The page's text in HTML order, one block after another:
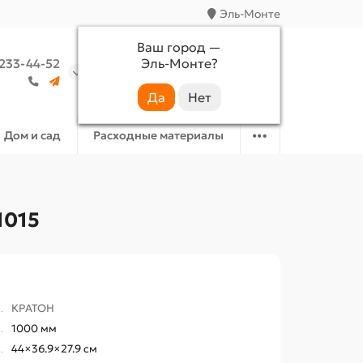
Эль-Монте
Ваш город —
Эль-Монте?
44-52
Аккаунт Избранное
Дом и сад Расходные материалы
КРАТОН
1000 мм
44×36.9×27.9 см